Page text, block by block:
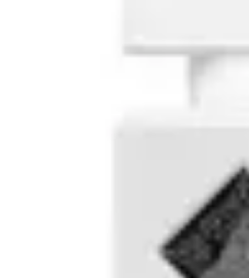
Planificación de Bienestar